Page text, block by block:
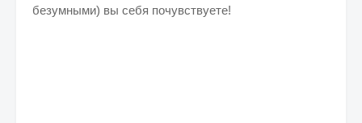
безумными) вы себя почувствуете!